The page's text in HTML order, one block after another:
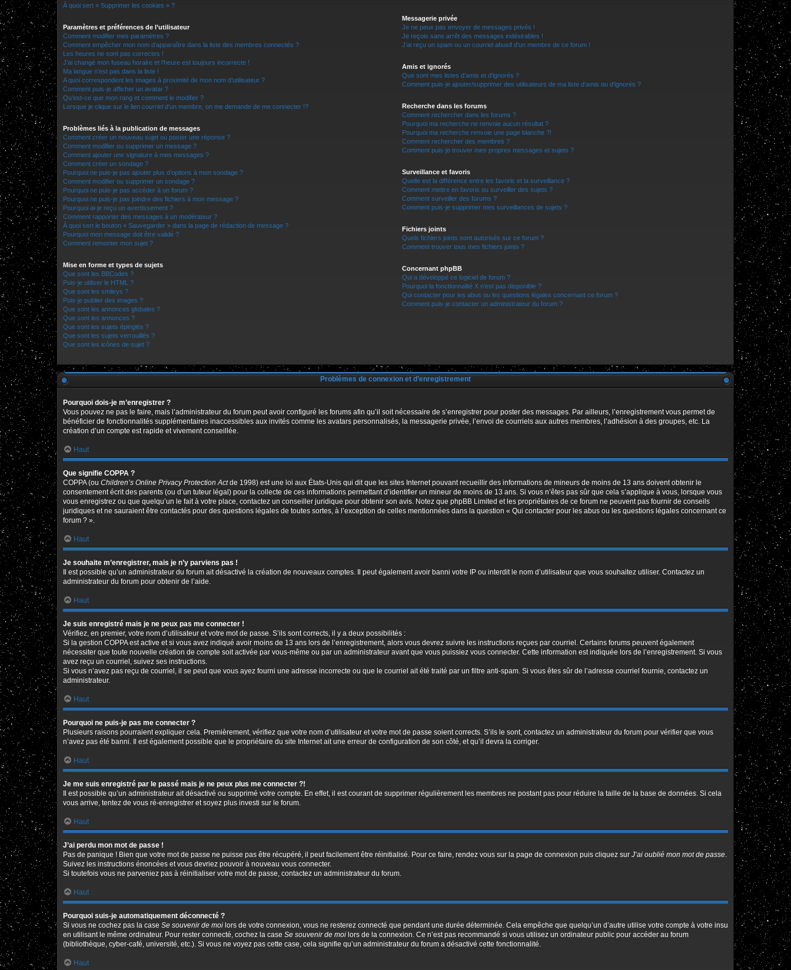
À quoi sert « Supprimer les cookies » ?
Paramètres et préférences de l’utilisateur
Comment modifier mes paramètres ?
Comment empêcher mon nom d’apparaître dans la liste des membres connectés ?
Les heures ne sont pas correctes !
J’ai changé mon fuseau horaire et l’heure est toujours incorrecte !
Ma langue n’est pas dans la liste !
A quoi correspondent les images à proximité de mon nom d’utilisateur ?
Comment puis-je afficher un avatar ?
Qu’est-ce que mon rang et comment le modifier ?
Lorsque je clique sur le lien courrield’un membre, on me demande de me connecter !?
Problèmes liés à la publication de messages
Comment créer un nouveau sujet ou poster une réponse ?
Comment modifier ou supprimer un message ?
Comment ajouter une signature à mes messages ?
Comment créer un sondage ?
Pourquoi ne puis-je pas ajouter plus d’options à mon sondage ?
Comment modifier ou supprimer un sondage ?
Pourquoi ne puis-je pas accéder à un forum ?
Pourquoi ne puis-je pas joindre des fichiers à mon message ?
Pourquoi ai-je reçu un avertissement ?
Comment rapporter des messages à un modérateur ?
À quoi sert le bouton « Sauvegarder » dans la page de rédaction de message ?
Pourquoi mon message doit être validé ?
Comment remonter mon sujet ?
Mise en forme et types de sujets
Que sont les BBCodes ?
Puis-je utiliser le HTML ?
Que sont les smileys ?
Puis-je publier des images ?
Que sont les annonces globales ?
Que sont les annonces ?
Que sont les sujets épinglés ?
Que sont les sujets verrouillés ?
Que sont les icônes de sujet ?
Messagerie privée
Je ne peux pas envoyer de messages privés !
Je reçois sans arrêt des messages indésirables !
J’ai reçu un spam ou un courriel abusif d’un membre de ce forum !
Amis et ignorés
Que sont mes listes d’amis et d’ignorés ?
Comment puis-je ajouter/supprimer des utilisateurs de ma liste d’amis ou d’ignorés ?
Recherche dans les forums
Comment rechercher dans les forums ?
Pourquoi ma recherche ne renvoie aucun résultat ?
Pourquoi ma recherche renvoie une page blanche ?!
Comment rechercher des membres ?
Comment puis-je trouver mes propres messages et sujets ?
Surveillance et favoris
Quelle est la différence entre les favoris et la surveillance ?
Comment mettre en favoris ou surveiller des sujets ?
Comment surveiller des forums ?
Comment puis-je supprimer mes surveillances de sujets ?
Fichiers joints
Quels fichiers joints sont autorisés sur ce forum ?
Comment trouver tous mes fichiers joints ?
Concernant phpBB
Qui a développé ce logiciel de forum ?
Pourquoi la fonctionnalité X n’est pas disponible ?
Qui contacter pour les abus ou les questions légales concernant ce forum ?
Comment puis-je contacter un administrateur du forum ?
Problèmes de connexion et d’enregistrement
Pourquoi dois-je m’enregistrer ?
Vous pouvez ne pas le faire, mais l’administrateur du forum peut avoir configuré les forums afin qu’il soit nécessaire de s’enregistrer pour poster des messages. Par ailleurs, l’enregistrement vous permet de
bénéficier de fonctionnalités supplémentaires inaccessibles aux invités comme les avatars personnalisés, la messagerie privée, l’envoi de courriels aux autres membres, l’adhésion à des groupes, etc. La
création d’un compte est rapide et vivement conseillée.
Haut
Que signifie COPPA ?
COPPA (ou Children’s Online Privacy Protection Actde 1998) est une loi aux États-Unis qui dit que les sites Internet pouvant recueillir des informations de mineurs de moins de 13 ans doivent obtenir le
consentement écrit des parents (ou d’un tuteur légal) pour la collecte de ces informations permettant d’identifier un mineur de moins de 13 ans. Si vous n’êtes pas sûr que cela s’applique à vous, lorsque vous
vous enregistrez ou que quelqu’un le fait à votre place, contactez un conseiller juridique pour obtenir son avis. Notez que phpBB Limited et les propriétaires de ce forum ne peuvent pas fournir de conseils
juridiques et ne sauraient être contactés pour des questions légales de toutes sortes, à l’exception de celles mentionnées dans la question « Qui contacter pour les abus ou les questions légales concernant ce
forum ? ».
Haut
Je souhaite m’enregistrer, mais je n’y parviens pas !
Il est possible qu’un administrateur du forum ait désactivé la création de nouveaux comptes. Il peut également avoir banni votre IP ou interdit le nom d’utilisateur que vous souhaitez utiliser. Contactez un
administrateur du forum pour obtenir de l’aide.
Haut
Je suis enregistré mais je ne peux pas me connecter !
Vérifiez, en premier, votre nom d’utilisateur et votre mot de passe. S’ils sont corrects, il y a deux possibilités :
Si la gestion COPPA est active et si vous avez indiqué avoir moins de 13 ans lors de l’enregistrement, alors vous devrez suivre les instructions reçues par courriel. Certains forums peuvent également
nécessiter que toute nouvelle création de compte soit activée par vous-même ou par un administrateur avant que vous puissiez vous connecter. Cette information est indiquée lors de l’enregistrement. Si vous
avez reçu un courriel, suivez ses instructions.
Si vous n’avez pas reçu de courriel, il se peut que vous ayez fourni une adresse incorrecte ou que le courriel ait été traité par un filtre anti-spam. Si vous êtes sûr de l’adresse courriel fournie, contactez un
administrateur.
Haut
Pourquoi ne puis-je pas me connecter ?
Plusieurs raisons pourraient expliquer cela. Premièrement, vérifiez que votre nom d’utilisateur et votre mot de passe soient corrects. S’ils le sont, contactez un administrateur du forum pour vérifier que vous
n’avez pas été banni. Il est également possible que le propriétaire du site Internet ait une erreur de configuration de son côté, et qu’il devra la corriger.
Haut
Je me suis enregistré par le passé mais je ne peux plus me connecter ?!
Il est possible qu’un administrateur ait désactivé ou supprimé votre compte. En effet, il est courant de supprimer régulièrement les membres ne postant pas pour réduire la taille de la base de données. Si cela
vous arrive, tentez de vous ré-enregistrer et soyez plus investi sur le forum.
Haut
J’ai perdu mon mot de passe !
Pas de panique ! Bien que votre mot de passe ne puisse pas être récupéré, il peut facilement être réinitialisé. Pour ce faire, rendez vous sur la page de connexion puis cliquez sur J’ai oublié mon mot de passe.
Suivez les instructions énoncées et vous devriez pouvoir à nouveau vous connecter.
Si toutefois vous ne parveniez pas à réinitialiser votre mot de passe, contactez un administrateur du forum.
Haut
Pourquoi suis-je automatiquement déconnecté ?
Si vous ne cochez pas la case Se souvenir de moi lors de votre connexion, vous ne resterez connecté que pendant une durée déterminée. Cela empêche que quelqu’un d’autre utilise votre compte à votre insu
en utilisant le même ordinateur. Pour rester connecté, cochez la case Se souvenir de moi lors de la connexion. Ce n’est pas recommandé si vous utilisez un ordinateur public pour accéder au forum
(bibliothèque, cyber-café, université, etc.). Si vous ne voyez pas cette case, cela signifie qu’un administrateur du forum a désactivé cette fonctionnalité.
Haut